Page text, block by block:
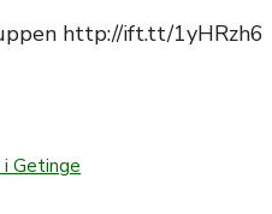
http://ift.tt/1yHRzh6
i Getinge